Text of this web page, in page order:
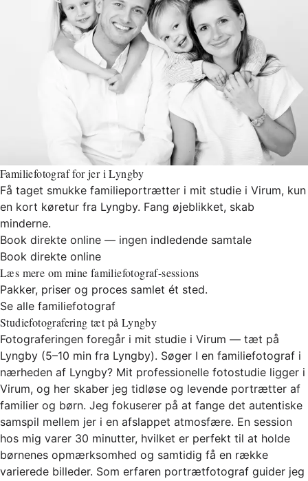
Familiefotograf for jer i Lyngby
Få taget smukke familieportrætter i mit studie i Virum, kun
en kort køretur fra Lyngby. Fang øjeblikket, skab
minderne.
Book direkte online — ingen indledende samtale
Book direkte online
Læs mere om mine familiefotograf-sessions
Pakker, priser og proces samlet ét sted.
Se alle familiefotograf
Studiefotografering tæt på Lyngby
Fotograferingen foregår i mit studie i Virum — tæt på
Lyngby (5–10 min fra Lyngby). Søger I en familiefotograf i
nærheden af Lyngby? Mit professionelle fotostudie ligger i
Virum, og her skaber jeg tidløse og levende portrætter af
familier og børn. Jeg fokuserer på at fange det autentiske
samspil mellem jer i en afslappet atmosfære. En session
hos mig varer 30 minutter, hvilket er perfekt til at holde
børnenes opmærksomhed og samtidig få en række
varierede billeder. Som erfaren portrætfotograf guider jeg